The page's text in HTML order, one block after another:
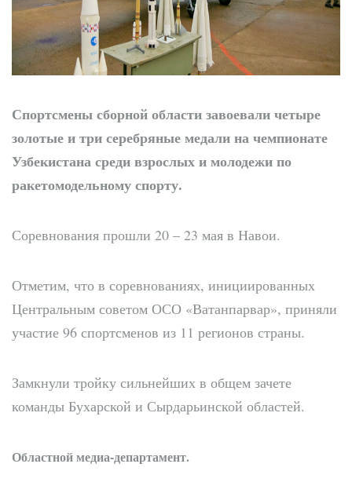
Спортсмены сборной области завоевали четыре
золотые и три серебряные медали на чемпионате
Узбекистана среди взрослых и молодежи по
ракетомодельному спорту.
Соревнования прошли 20 – 23 мая в Навои.
Отметим, что в соревнованиях, инициированных
Центральным советом ОСО «Ватанпарвар», приняли
участие 96 спортсменов из 11 регионов страны.
Замкнули тройку сильнейших в общем зачете
команды Бухарской и Сырдарьинской областей.
Областной медиа-департамент.